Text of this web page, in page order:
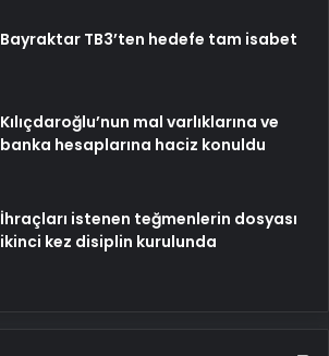
Bayraktar TB3’ten hedefe tam isabet
Kılıçdaroğlu’nun mal varlıklarına ve
banka hesaplarına haciz konuldu
İhraçları istenen teğmenlerin dosyası
ikinci kez disiplin kurulunda